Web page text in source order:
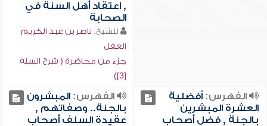
, اعتقاد أهل السنة في
الصحابة
للشيخ: ناصر بن عبد الكريم
العقل
جزء من محاضرة ( شرح السنة
[3])
الفهرس:أفضلية
العشرة المبشرين
بالجنة , فضل أصحاب
الفهرس:المبشرون
بالجنة.. وصفاتهم ,
عقيدة السلف أصحاب